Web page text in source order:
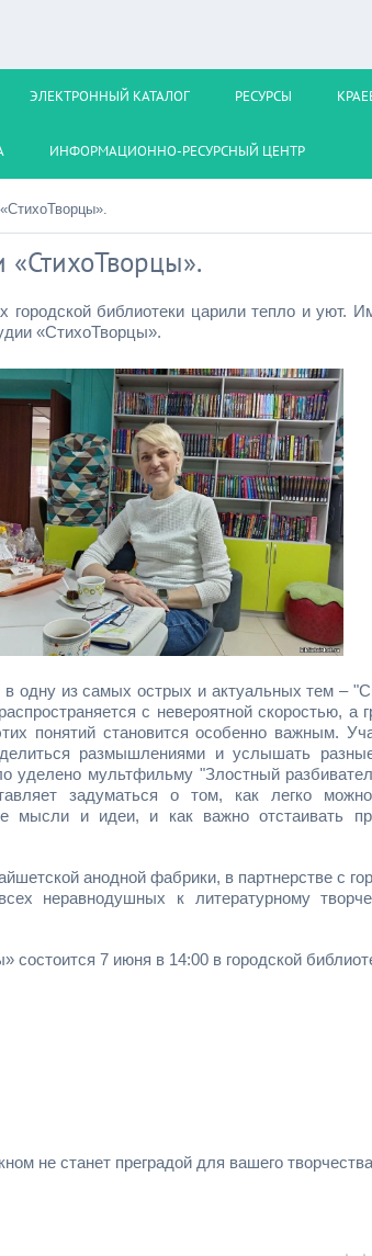
ЭЛЕКТРОННЫЙ КАТАЛОГ РЕСУРСЫ
ИНФОРМАЦИОННО-РЕСУРСНЫЙ ЦЕНТР
«СтихоТворцы».
библиотеки царили тепло и уют.
«СтихоТворцы».
одну из самых острых и актуальных тем –
с невероятной скоростью, а
понятий становится особенно важным.
размышлениями и услышать
уделено мультфильму "Злостный
задуматься о том, как легко
мысли и идеи, и как важно отстаивать
анодной фабрики, в партнерстве с
неравнодушных к литературному
7 июня в 14:00 в городской
не станет преградой для вашего